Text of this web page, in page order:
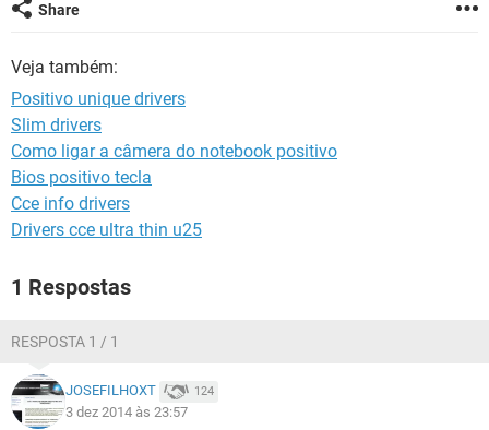
Share
Veja também:
Positivo unique drivers
Slim drivers
Como ligar a câmera do notebook positivo
Bios positivo tecla
Cce info drivers
Drivers cce ultra thin u25
1 Respostas
RESPOSTA 1 / 1
JOSEFILHOXT 124
3 dez 2014 às 23:57